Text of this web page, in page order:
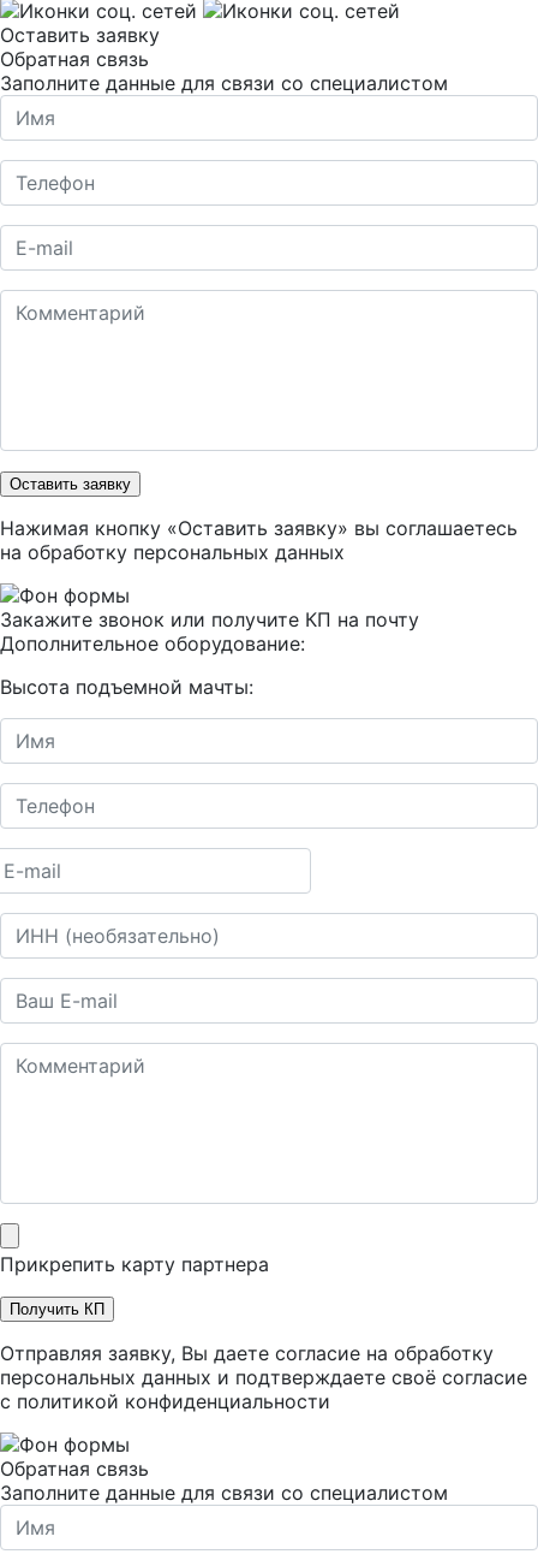
Оставить заявку
Обратная связь
Заполните данные для связи со специалистом
Оставить заявку
Нажимая кнопку «Оставить заявку» вы соглашаетесь
на обработку персональных данных
Закажите звонок или получите КП на почту
Дополнительное оборудование:
Высота подъемной мачты:
Прикрепить карту партнера
Получить КП
Отправляя заявку, Вы даете согласие на обработку
персональных данных и подтверждаете своё согласие
с политикой конфиденциальности
Обратная связь
Заполните данные для связи со специалистом